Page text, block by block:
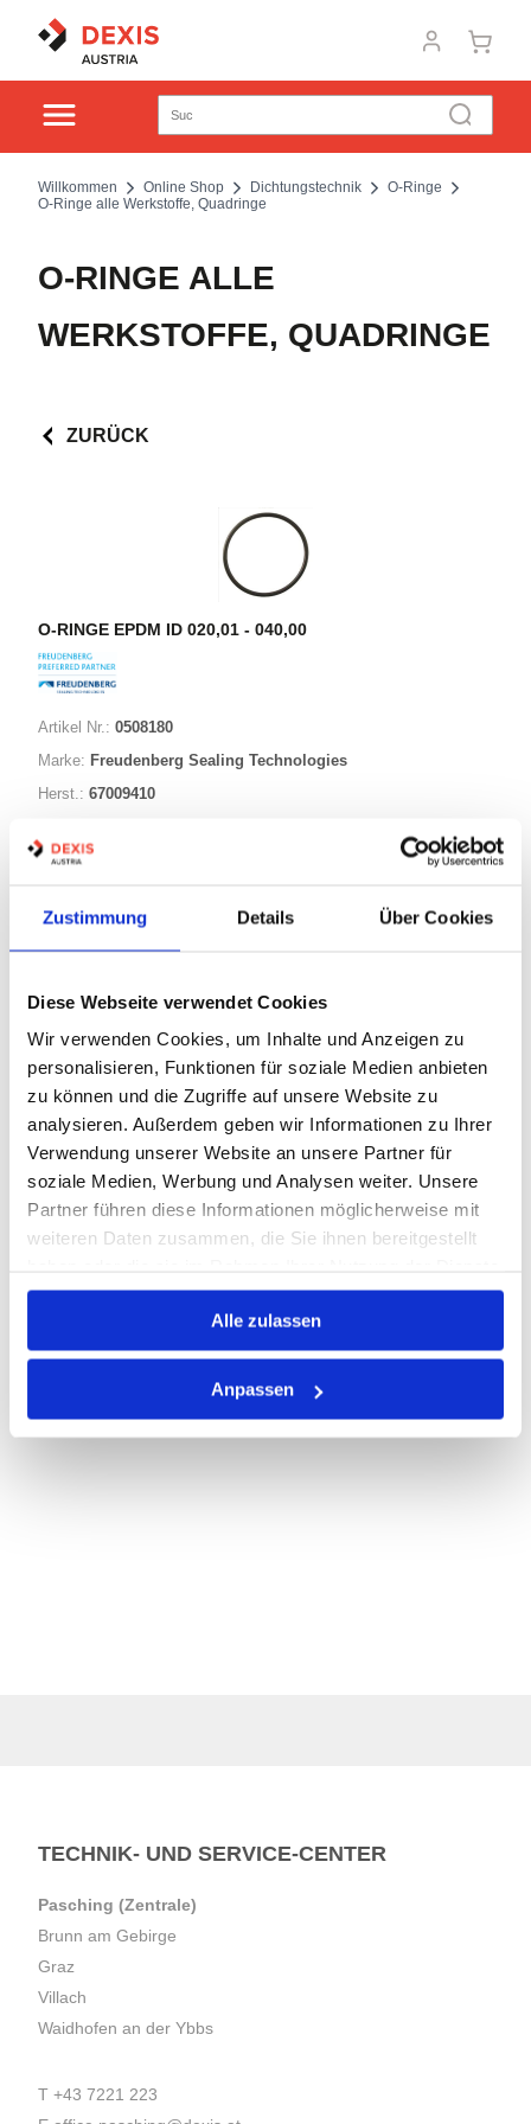
Zustimmung Details Über Cookies
Diese Webseite verwendet Cookies
Wir verwenden Cookies, um Inhalte und Anzeigen zu
personalisieren, Funktionen für soziale Medien anbieten
zu können und die Zugriffe auf unsere Website zu
analysieren. Außerdem geben wir Informationen zu Ihrer
Verwendung unserer Website an unsere Partner für
soziale Medien, Werbung und Analysen weiter. Unsere
Partner führen diese Informationen möglicherweise mit
weiteren Daten zusammen, die Sie ihnen bereitgestellt
gesammelt haben.
Alle zulassen
Anpassen
Willkommen Online Shop Dichtungstechnik
O-Ringe
O-Ringe alle Werkstoffe, Quadringe
O-RINGE ALLE
WERKSTOFFE, QUADRINGE
ZURÜCK
O-RINGE EPDM ID 020,01 - 040,00
Artikel Nr.: 0508180
Marke: Freudenberg Sealing Technologies
Herst.: 67009410
ID: 39,00mm
STK Warenkorb
Nicht auf Lager
TECHNIK- UND SERVICE-CENTER
Pasching (Zentrale)
Brunn am Gebirge
Graz
Villach
Waidhofen an der Ybbs
T +43 7221 223